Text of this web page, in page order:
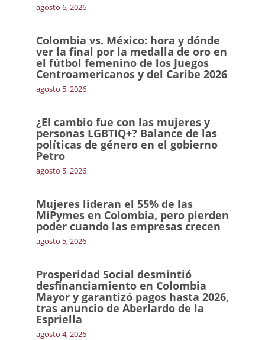
agosto 6, 2026
Colombia vs. México: hora y dónde
ver la final por la medalla de oro en
el fútbol femenino de los Juegos
Centroamericanos y del Caribe 2026
agosto 5, 2026
¿El cambio fue con las mujeres y
personas LGBTIQ+? Balance de las
políticas de género en el gobierno
Petro
agosto 5, 2026
Mujeres lideran el 55% de las
MiPymes en Colombia, pero pierden
poder cuando las empresas crecen
agosto 5, 2026
Prosperidad Social desmintió
desfinanciamiento en Colombia
Mayor y garantizó pagos hasta 2026,
tras anuncio de Aberlardo de la
Espriella
agosto 4, 2026